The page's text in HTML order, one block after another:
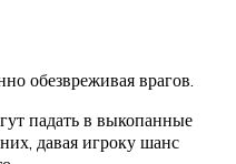
обезвреживая врагов.
падать в выкопанные
давая игроку шанс